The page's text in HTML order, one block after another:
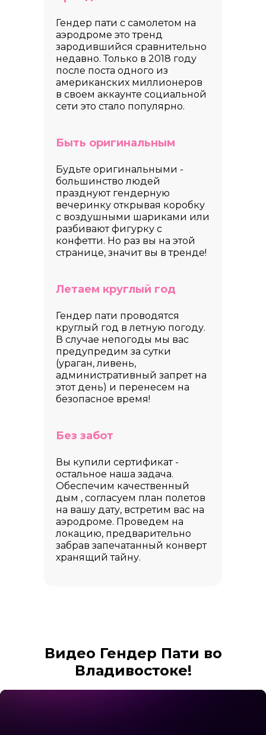
Гендер пати с самолетом на
аэродроме это тренд
зародившийся сравнительно
недавно. Только в 2018 году
после поста одного из
американских миллионеров
в своем аккаунте социальной
сети это стало популярно.
Будьте оригинальными -
большинство людей
празднуют гендерную
вечеринку открывая коробку
с воздушными шариками или
разбивают фигурку с
конфетти. Но раз вы на этой
странице, значит вы в тренде!
Быть оригинальным
Гендер пати проводятся
круглый год в летную погоду.
В случае непогоды мы вас
предупредим за сутки
(ураган, ливень,
административный запрет на
этот день) и перенесем на
безопасное время!
Летаем круглый год
Вы купили сертификат -
остальное наша задача.
Обеспечим качественный
дым , согласуем план полетов
на вашу дату, встретим вас на
аэродроме. Проведем на
локацию, предварительно
забрав запечатанный конверт
хранящий тайну.
Без забот
Видео Гендер Пати во
Владивостоке!